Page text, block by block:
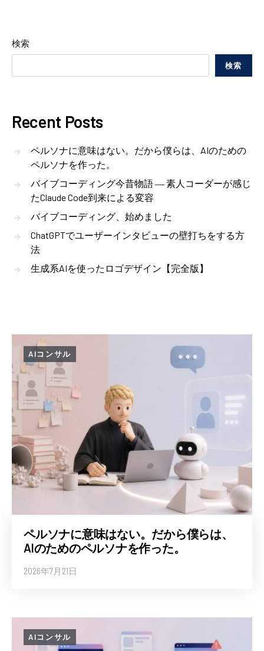
検索
検索
Recent Posts
ペルソナに意味はない。だから僕らは、AIのための
ペルソナを作った。
バイブコーディング今昔物語 ― 素人コーダーが感じ
たClaude Code到来による変容
バイブコーディング、始めました
ChatGPTでユーザーインタビューの壁打ちをする方
法
生成系AIを使ったロゴデザイン【完全版】
AIコンサル
ペルソナに意味はない。だから僕らは、
AIのためのペルソナを作った。
2026年7月21日
AIコンサル